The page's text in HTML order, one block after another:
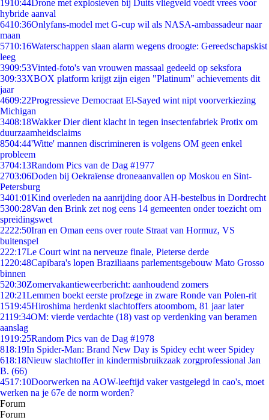
1910:44Drone met explosieven bij Duits vliegveld voedt vrees voor
hybride aanval
6410:36Onlyfans-model met G-cup wil als NASA-ambassadeur naar
maan
5710:16Waterschappen slaan alarm wegens droogte: Gereedschapskist
leeg
3909:53Vinted-foto's van vrouwen massaal gedeeld op seksfora
309:33XBOX platform krijgt zijn eigen "Platinum" achievements dit
jaar
4609:22Progressieve Democraat El-Sayed wint nipt voorverkiezing
Michigan
3408:18Wakker Dier dient klacht in tegen insectenfabriek Protix om
duurzaamheidsclaims
8504:44'Witte' mannen discrimineren is volgens OM geen enkel
probleem
3704:13Random Pics van de Dag #1977
2703:06Doden bij Oekraïense droneaanvallen op Moskou en Sint-
Petersburg
3401:01Kind overleden na aanrijding door AH-bestelbus in Dordrecht
5300:28Van den Brink zet nog eens 14 gemeenten onder toezicht om
spreidingswet
2222:50Iran en Oman eens over route Straat van Hormuz, VS
buitenspel
222:17Le Court wint na nerveuze finale, Pieterse derde
1220:48Capibara's lopen Braziliaans parlementsgebouw Mato Grosso
binnen
520:30Zomervakantieweerbericht: aanhoudend zomers
1 20:21Lemmen boekt eerste profzege in zware Ronde van Polen-rit
1519:45Hiroshima herdenkt slachtoffers atoombom, 81 jaar later
2119:34OM: vierde verdachte (18) vast op verdenking van beramen
aanslag
1919:25Random Pics van de Dag #1978
818:19In Spider-Man: Brand New Day is Spidey echt weer Spidey
618:18Nieuw slachtoffer in kindermisbruikzaak zorgprofessional Jan
B. (66)
4517:10Doorwerken na AOW-leeftijd vaker vastgelegd in cao's, moet
werken na je 67e de norm worden?
Forum
Forum